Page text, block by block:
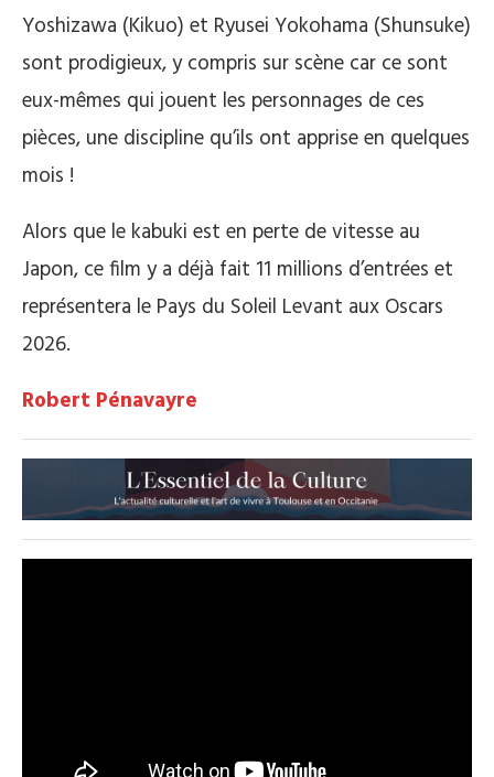
Yoshizawa (Kikuo) et Ryusei Yokohama (Shunsuke)
sont prodigieux, y compris sur scène car ce sont
eux-mêmes qui jouent les personnages de ces
pièces, une discipline qu’ils ont apprise en quelques
mois !
Alors que le kabuki est en perte de vitesse au
Japon, ce film y a déjà fait 11 millions d’entrées et
représentera le Pays du Soleil Levant aux Oscars
2026.
Robert Pénavayre